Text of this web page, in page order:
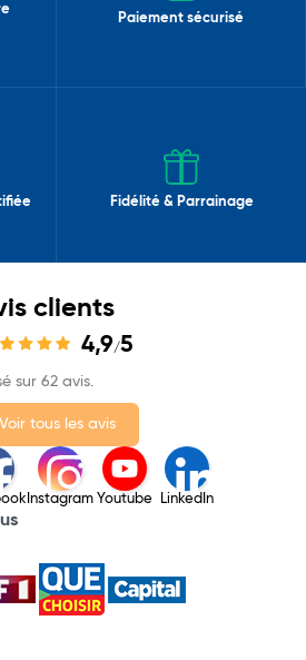
Paiement sécurisé
Fidélité & Parrainage
clients
4,9/5
sur 62 avis.
Voir tous les avis
Instagram Youtube LinkedIn